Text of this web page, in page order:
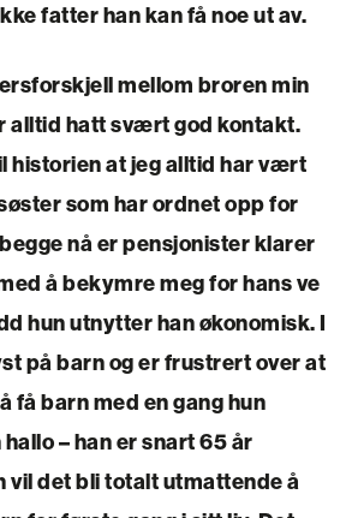
fatter han kan få noe ut av.
mellom broren min
alltid hatt svært god kontakt.
historien at jeg alltid har vært
som har ordnet opp for
nå er pensjonister klarer
å bekymre meg for hans ve
hun utnytter han økonomisk. I
på barn og er frustrert over at
få barn med en gang hun
– han er snart 65 år
vil det bli totalt utmattende å